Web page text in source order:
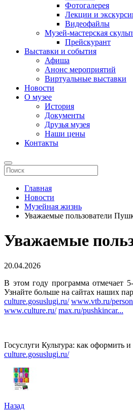
Фотогалерея
Лекции и
Видеофайлы
Музей-мастерская
Прейскурант
Выставки и события
Афиша
Анонс мероприятий
Виртуальные выставки
Новости
О музее
История
Документы
Друзья музея
Наши цены
Контакты
Главная
Новости
Музейная жизнь
Уважаемые пользователи
Уважаемые
20.04.2026
В этом году программа отмечает
Узнайте больше на сайтах наших
culture.gosuslugi.ru/ www.vtb.ru/
www.culture.ru/ max.ru/pushkincar...
Госуслуги Культура: как оформить
culture.gosuslugi.ru/
Назад